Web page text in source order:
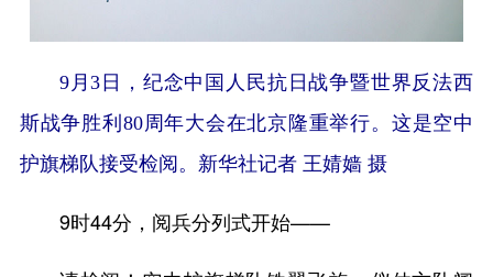
9月3日，纪念中国人民抗日战争暨世界反法西
斯战争胜利80周年大会在北京隆重举行。这是空中
护旗梯队接受检阅。新华社记者 王婧嫱 摄
9时44分，阅兵分列式开始——